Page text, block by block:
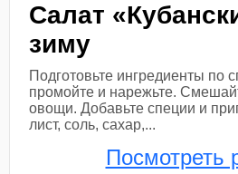
Салат
зиму
Подготовьте ингредиенты по
промойте и нарежьте.
овощи. Добавьте специи и
лист, соль, сахар,...
Посмотреть